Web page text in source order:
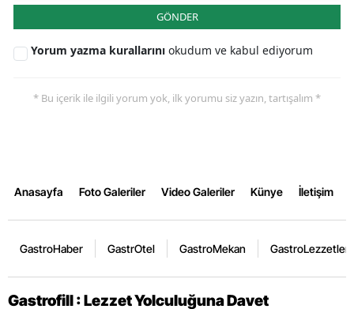
GÖNDER
Yorum yazma kurallarını okudum ve kabul ediyorum
* Bu içerik ile ilgili yorum yok, ilk yorumu siz yazın, tartışalım *
Anasayfa Foto Galeriler Video Galeriler Künye İletişim
GastroHaber GastrOtel GastroMekan GastroLezzetler
Gastrofill : Lezzet Yolculuğuna Davet